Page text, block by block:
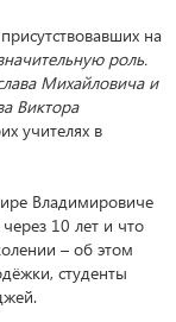
на
роль.
Михайловича и
Виктора
учителях в
Владимировиче
10 лет и что
– об этом
студенты